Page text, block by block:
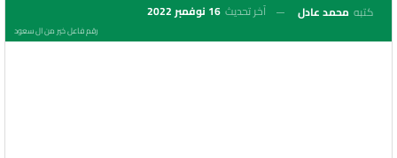
كتبه محمد عادل آخر تحديث 16 نوفمبر 2022
رقم فاعل خير من ال سعود